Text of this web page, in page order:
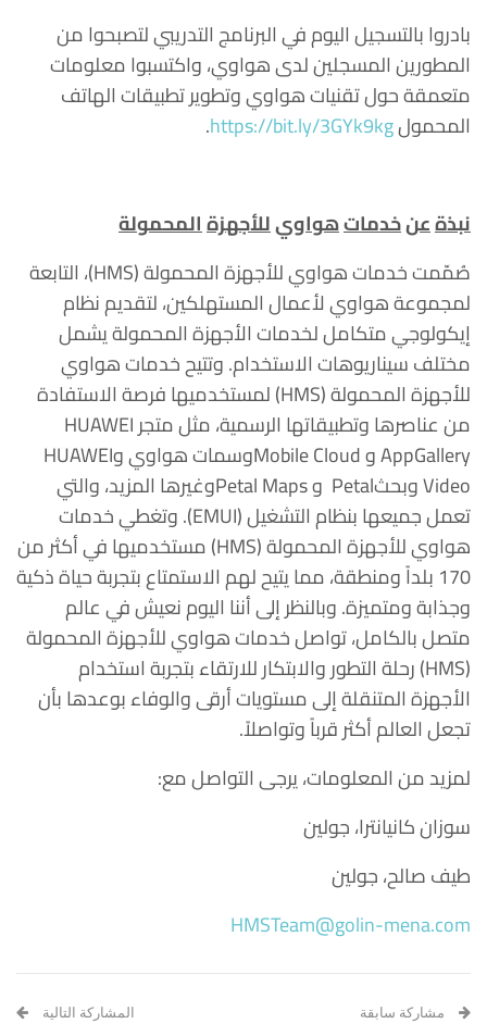
بادروا بالتسجيل اليوم في البرنامج التدريبي لتصبحوا من
المطورين المسجلين لدى هواوي، واكتسبوا معلومات
متعمقة حول تقنيات هواوي وتطوير تطبيقات الهاتف
المحمولhttps://bit.ly/3GYk9kg
.
نبذةعنخدماتهواويللأجهزةالمحمولة
صُمّمت خدمات هواوي للأجهزة المحمولة (HMS)، التابعة
لمجموعة هواوي لأعمال المستهلكين، لتقديم نظام
إيكولوجي متكامل لخدمات الأجهزة المحمولة يشمل
مختلف سيناريوهات الاستخدام. وتتيح خدمات هواوي
للأجهزة المحمولة (HMS) لمستخدميها فرصة الاستفادة
من عناصرها وتطبيقاتها الرسمية، مثل متجر HUAWEI
AppGallery و Mobile Cloudوسمات هواوي وHUAWEI
Video وبحثPetal و Petal Mapsوغيرها المزيد، والتي
تعمل جميعها بنظام التشغيل (EMUI). وتغطي خدمات
هواوي للأجهزة المحمولة (HMS) مستخدميها في أكثر من
170 بلداً ومنطقة، مما يتيح لهم الاستمتاع بتجربة حياة ذكية
وجذابة ومتميزة. وبالنظر إلى أننا اليوم نعيش في عالم
متصل بالكامل، تواصل خدمات هواوي للأجهزة المحمولة
(HMS) رحلة التطور والابتكار للارتقاء بتجربة استخدام
الأجهزة المتنقلة إلى مستويات أرقى والوفاء بوعدها بأن
تجعل العالم أكثر قرباً وتواصلاً.
لمزيد من المعلومات، يرجى التواصل مع:
سوزان كانيانترا، جولين
طيف صالح، جولين
HMSTeam@golin-mena.com
مشاركة سابقة المشاركة التالية